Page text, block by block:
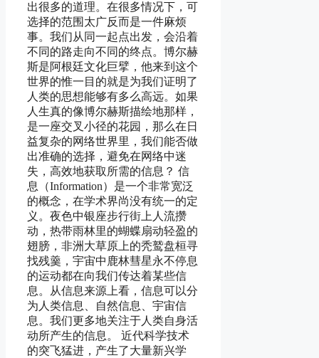
出很多的道理。在很多情况下，可
选择的范围太广反而是一件麻烦
事。我们从同一起点出发，会沿着
不同的路走向不同的终点。博尔赫
斯是阿根廷文化巨擘，他来到这个
世界的惟一目的就是为我们证明了
人类的思想能够有多么高远。如果
人生真的像博尔赫斯描绘地那样，
是一座交叉小径的花园，那么在日
益复杂的网络世界里，我们能否做
出准确的选择，避免在网络中迷
失，高效地获取所需的信息？ 信
息（Information）是一个非常宽泛
的概念，在学术界尚没有统一的定
义。夜色中银座步行街上人流攒
动，热带雨林里的蝴蝶扇动轻盈的
翅膀，非洲大草原上的秃鹫盘桓寻
找残羹，宇宙中鹿林彗星永不停息
的运动都在向我们传达着某些信
息。从信息来源上看，信息可以分
为人类信息、自然信息、宇宙信
息。我们更多地关注于人类自身活
动所产生的信息。 近代科学技术
的突飞猛进，产生了大量新兴学